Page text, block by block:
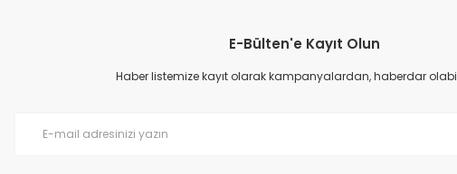
Ürün resmi kalitesiz, bozuk veya görüntülenemiyor.
Ürün açıklamasında eksik bilgiler bulunuyor.
E-Bülten'e Kayıt Olun
Haber listemize kayıt olarak kampanyalardan, haberdar